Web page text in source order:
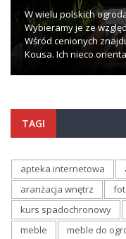
W wielu polskich
Wybieramy je ze
Wśród cenionych
Kousa. Ich nieco
TAGI
apteka internetowa
aranżacja wnętrz
kurs spadochronowy
meble
meble do